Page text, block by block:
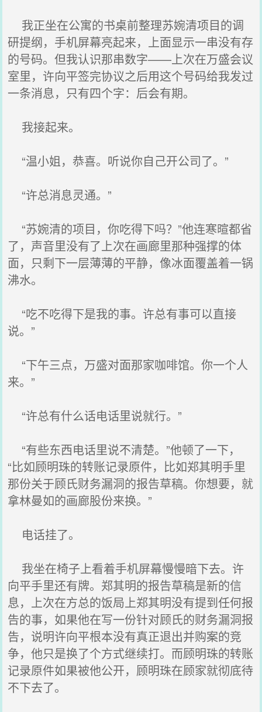
我正坐在公寓的书桌前整理苏婉清项目的调
研提纲，手机屏幕亮起来，上面显示一串没有存
的号码。但我认识那串数字——上次在万盛会议
室里，许向平签完协议之后用这个号码给我发过
一条消息，只有四个字：后会有期。
我接起来。
“温小姐，恭喜。听说你自己开公司了。”
“许总消息灵通。”
“苏婉清的项目，你吃得下吗？”他连寒暄都省
了，声音里没有了上次在画廊里那种强撑的体
面，只剩下一层薄薄的平静，像冰面覆盖着一锅
沸水。
“吃不吃得下是我的事。许总有事可以直接
说。”
“下午三点，万盛对面那家咖啡馆。你一个人
来。”
“许总有什么话电话里说就行。”
“有些东西电话里说不清楚。”他顿了一下，
“比如顾明珠的转账记录原件，比如郑其明手里
那份关于顾氏财务漏洞的报告草稿。你想要，就
拿林曼如的画廊股份来换。”
电话挂了。
我坐在椅子上看着手机屏幕慢慢暗下去。许
向平手里还有牌。郑其明的报告草稿是新的信
息，上次在方总的饭局上郑其明没有提到任何报
告的事，如果他在写一份针对顾氏的财务漏洞报
告，说明许向平根本没有真正退出并购案的竞
争，他只是换了个方式继续打。而顾明珠的转账
记录原件如果被他公开，顾明珠在顾家就彻底待
不下去了。